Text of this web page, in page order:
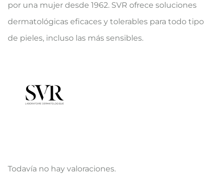
por una mujer desde 1962. SVR ofrece soluciones
dermatológicas eficaces y tolerables para todo tipo
de pieles, incluso las más sensibles.
Todavía no hay valoraciones.